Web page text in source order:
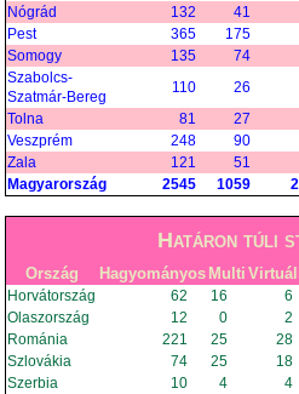
Nógrád
132 41
Pest
365 175
Somogy
135 74
Szabolcs-
Szatmár-Bereg
110 26
Tolna
81 27
Veszprém
248 90
Zala
121 51
Magyarország
2545 1059
Határon túli
Ország Hagyományos Multi
Horvátország 62 16 6
Olaszország
12 0 2
Románia
221 25 28
Szlovákia
74 25 18
Szerbia
10 4 4